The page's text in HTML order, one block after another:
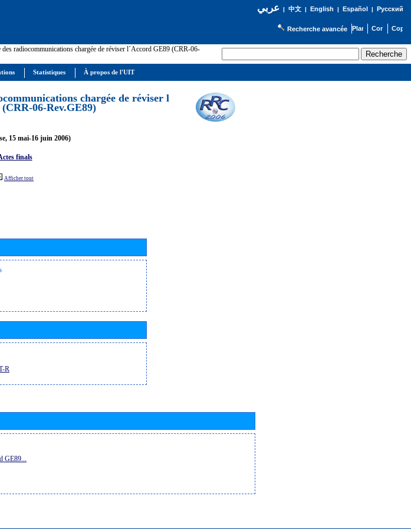
عربي| 中文| English | Español | Русский
Recherche avancée
des radiocommunications chargée de réviser l´Accord GE89 (CRR-06-
chargée de réviser l
06-Rev.GE89)
15 mai-16 juin 2006)
finals
Afficher tout
R
Statistiques À propos de l'UIT